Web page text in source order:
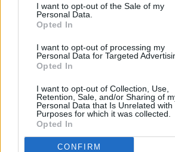
I want to opt-out of the Sale of my
Personal Data.
Opted In
I want to opt-out of processing my
Personal Data for Targeted
Opted In
I want to opt-out of Collection, Use,
Retention, Sale, and/or Sharing of
Personal Data that Is Unrelated with
Purposes for which it was collected.
Opted In
CONFIRM
Escrito por Redaccion
Tamara Sanfabio entrega
los dorsales de la carrera
de Media Maratón a los
internos del Centro
Penitenciario de Tahíche